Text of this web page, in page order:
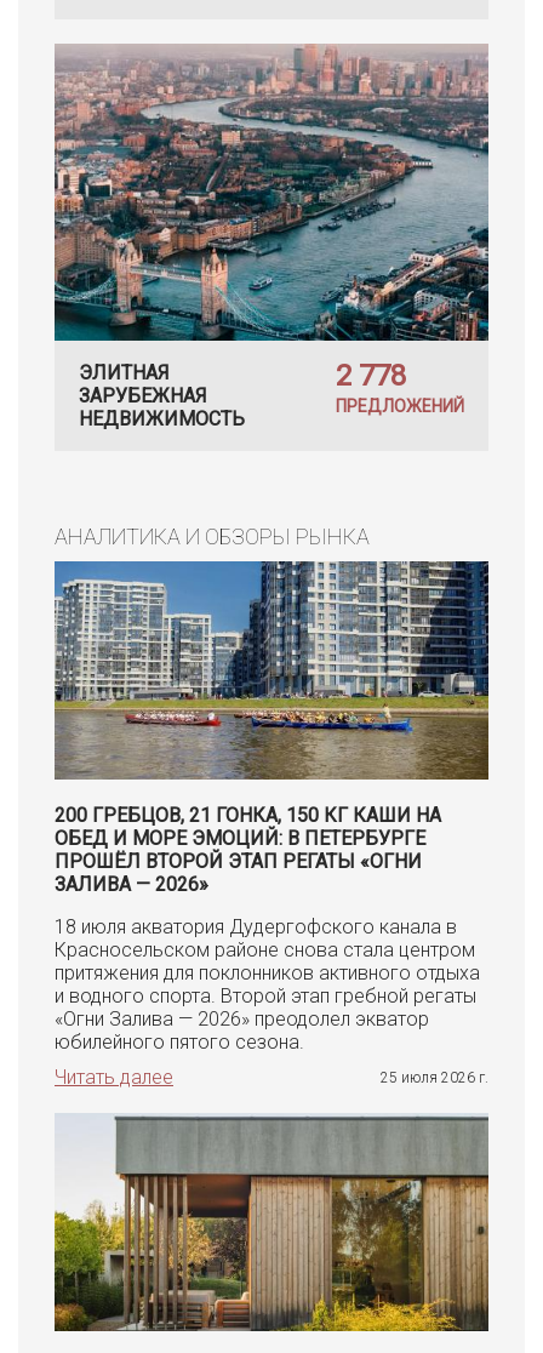
ЭЛИТНАЯ
ЗАРУБЕЖНАЯ
НЕДВИЖИМОСТЬ
2 778
ПРЕДЛОЖЕНИЙ
АНАЛИТИКА И ОБЗОРЫ РЫНКА
200 ГРЕБЦОВ, 21 ГОНКА, 150 КГ КАШИ НА
ОБЕД И МОРЕ ЭМОЦИЙ: В ПЕТЕРБУРГЕ
ПРОШЁЛ ВТОРОЙ ЭТАП РЕГАТЫ «ОГНИ
ЗАЛИВА — 2026»
18 июля акватория Дудергофского канала в
Красносельском районе снова стала центром
притяжения для поклонников активного отдыха
и водного спорта. Второй этап гребной регаты
«Огни Залива — 2026» преодолел экватор
юбилейного пятого сезона.
Читать далее
25 июля 2026 г.